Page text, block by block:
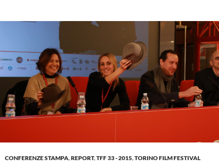
CONFERENZE STAMPA,REPORT,TFF 33 - 2015,TORINO FILM FESTIVAL